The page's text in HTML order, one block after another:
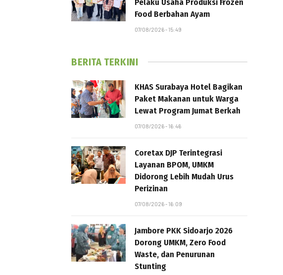
Food Berbahan Ayam
07/08/2026 - 15:49
BERITA TERKINI
KHAS Surabaya Hotel Bagikan
Paket Makanan untuk Warga
Lewat Program Jumat Berkah
07/08/2026 - 16:46
Coretax DJP Terintegrasi
Layanan BPOM, UMKM
Didorong Lebih Mudah Urus
Perizinan
07/08/2026 - 16:09
Jambore PKK Sidoarjo 2026
Dorong UMKM, Zero Food
Waste, dan Penurunan
Stunting